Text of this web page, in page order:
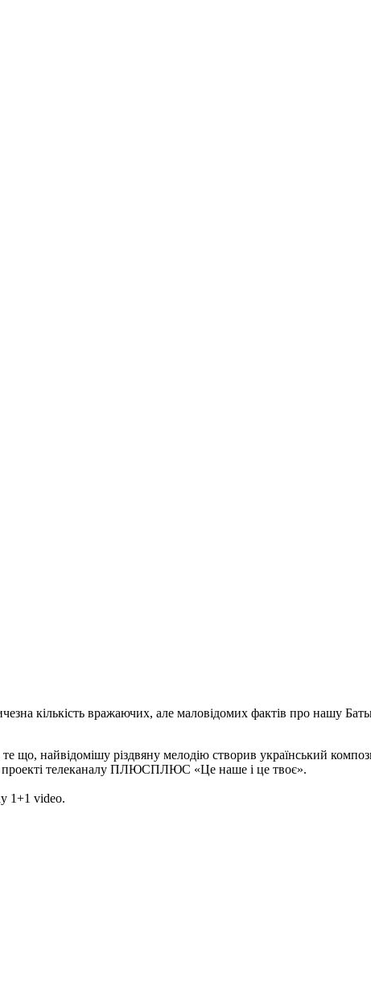
кількість вражаючих, але маловідомих фактів про нашу
найвідомішу різдвяну мелодію створив український
у проекті телеканалу ПЛЮСПЛЮС «Це наше і це твоє».
1+1 video.